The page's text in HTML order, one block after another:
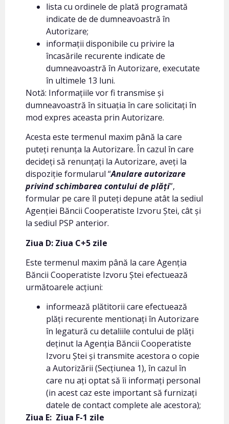
lista cu ordinele de plată programată
indicate de de dumneavoastră în
Autorizare;
informații disponibile cu privire la
încasările recurente indicate de
dumneavoastră în Autorizare, executate
în ultimele 13 luni.
Notă: Informațiile vor fi transmise și
dumneavoastră în situația în care solicitați în
mod expres aceasta prin Autorizare.
Acesta este termenul maxim până la care
puteți renunța la Autorizare. În cazul în care
decideți să renunțați la Autorizare, aveți la
dispoziție formularul “Anulare autorizare
privind schimbarea contului de plăți”,
formular pe care îl puteți depune atât la sediul
Agenției Băncii Cooperatiste Izvoru Ștei, cât și
la sediul PSP anterior.
Ziua D: Ziua C+5 zile
Este termenul maxim până la care Agenția
Băncii Cooperatiste Izvoru Ștei efectuează
următoarele acțiuni:
informează plătitorii care efectuează
plăți recurente mentionați în Autorizare
în legatură cu detaliile contului de plăți
deținut la Agenția Băncii Cooperatiste
Izvoru Ștei și transmite acestora o copie
a Autorizării (Secțiunea 1), în cazul în
care nu ați optat să îi informați personal
(in acest caz este important să furnizați
datele de contact complete ale acestora);
Ziua E: Ziua F-1 zile